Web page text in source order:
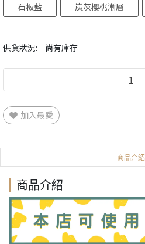
供貨狀況: 尚有庫存
石板藍
炭灰櫻桃漸層
加入最愛
商品介紹
商品介紹